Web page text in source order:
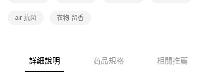
air 抗菌 衣物 留香
詳細說明 商品規格 相關推薦